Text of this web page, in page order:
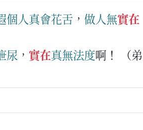
個人真會花舌 ， 做人無實在
尿 ， 實在真無法度啊！
（